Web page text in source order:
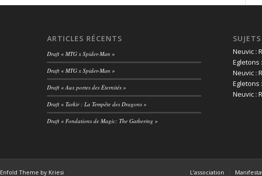
ARTICLES RÉCENTS
Draft « MTG x Spider-Man »
Draft « MTG x Spider-Man »
Draft « Aux portes des Éternités »
Draft « Tarkir : La Tempête des Dragons »
Draft « Fondations de Magic: The Gathering »
Neuvic :
Egletons
Neuvic :
Egletons
Neuvic :
Enfold Theme by Kriesi L’association